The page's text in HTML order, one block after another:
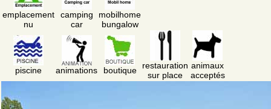
emplacement
nu
camping
car
mobilhome
bungalow
piscine animations boutique
restauration
sur place
animaux
acceptés